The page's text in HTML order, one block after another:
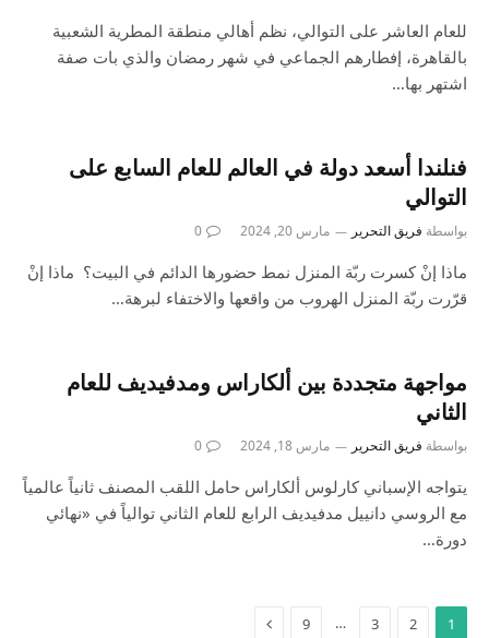
للعام العاشر على التوالي، نظم أهالي منطقة المطرية الشعبية
بالقاهرة، إفطارهم الجماعي في شهر رمضان والذي بات صفة
اشتهر بها…
فنلندا أسعد دولة في العالم للعام السابع على
التوالي
بواسطة فريق التحرير مارس 20, 2024 0
ماذا إنْ كسرت ربّة المنزل نمط حضورها الدائم في البيت؟ ماذا إنْ
قرّرت ربّة المنزل الهروب من واقعها والاختفاء لبرهة…
مواجهة متجددة بين ألكاراس ومدفيديف للعام
الثاني
بواسطة فريق التحرير مارس 18, 2024 0
يتواجه الإسباني كارلوس ألكاراس حامل اللقب المصنف ثانياً عالمياً
مع الروسي دانييل مدفيديف الرابع للعام الثاني توالياً في «نهائي
دورة…
1
2
3
…
9